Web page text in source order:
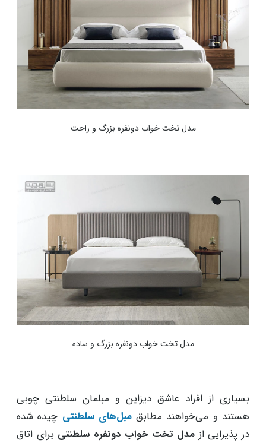
مدل تخت خواب دونفره بزرگ و راحت
مدل تخت خواب دونفره بزرگ و ساده
بسیاری از افراد عاشق دیزاین و مبلمان سلطنتی چوبی
هستند و می‌خواهند مطابقمبل‌های سلطنتیچیده شده
در پذیرایی ازمدل تخت خواب دونفره سلطنتیبرای اتاق